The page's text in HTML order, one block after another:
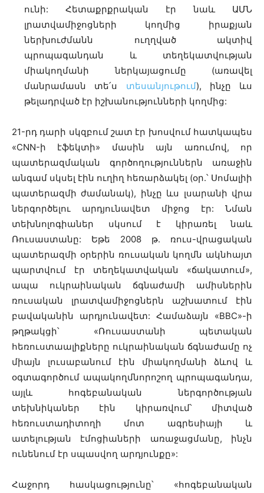
ունի: Հետաքրքրական էր նաև ԱՄՆ
լրատվամիջոցների կողմից իրաքյան
ներխուժմանն ուղղված ակտիվ
պրոպագանդան և տեղեկատվության
միակողմանի ներկայացումը (առավել
մանրամասն տե՛ս տեսանյութում), ինչը ևս
թելադրված էր իշխանությունների կողմից:
21-րդ դարի սկզբում շատ էր խոսվում հատկապես
«CNN-ի էֆեկտի» մասին այն առումով, որ
պատերազմական գործողություններն առաջին
անգամ սկսել էին ուղիղ հեռարձակել (օր.՝ Սոմալիի
պատերազմի ժամանակ), ինչը ևս լսարանի վրա
ներգործելու արդյունավետ միջոց էր: Նման
տեխնոլոգիաներ սկսում է կիրառել նաև
Ռուսաստանը: Եթե 2008 թ. ռուս-վրացական
պատերազմի օրերին ռուսական կողմն ակնհայտ
պարտվում էր տեղեկատվական «ճակատում»,
ապա ուկրաինական ճգնաժամի ամիսներին
ռուսական լրատվամիջոցներն աշխատում էին
բավականին արդյունավետ: Համաձայն «BBC»-ի
թղթակցի՝ «Ռուսաստանի պետական
հեռուստաալիքները ուկրաինական ճգնաժամը ոչ
միայն լուսաբանում էին միակողմանի ձևով և
օգտագործում ապակողմնորոշող պրոպագանդա,
այլև հոգեբանական ներգործության
տեխնիկաներ էին կիրառվում՝ միտված
հեռուստադիտողի մոտ ագրեսիայի և
ատելության էմոցիաների առաջացմանը, ինչն
ունենում էր սպասվող արդյունքը»:
Հաջորդ հասկացությունը՝ «հոգեբանական